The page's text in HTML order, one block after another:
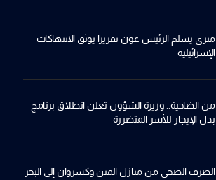
متري يسلم الرئيس عون تقريرا يوثق الانتهاكات
الإسرائيلية
من الضاحية.. وزيرة الشؤون تعلن انطلاق برنامج
بدل الإيجار للأسر المتضررة
الصرف الصحي من منازل المتن وكسروان إلى البحر